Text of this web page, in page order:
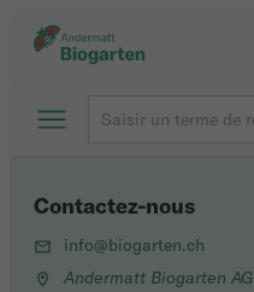
Contactez-nous
info@biogarten.ch
Andermatt Biogarten AG